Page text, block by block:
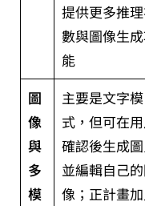
提供更多推
數與圖像生
能
圖
像
與
多
模
主要是文字模
式，但可在
確認後生成圖
並編輯自己
像；正計畫